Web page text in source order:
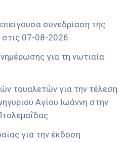
συνεδρίαση της
στις 07-08-2026
για τη νωτιαία
τουαλετών για την τέλεση
Αγίου Ιωάννη στην
για την έκδοση